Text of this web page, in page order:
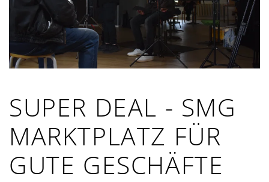
SUPER DEAL - SMG
MARKTPLATZ FÜR
GUTE GESCHÄFTE